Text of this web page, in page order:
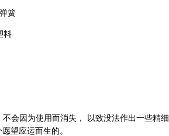
簧
料
会因为使用而消失， 以致没法作出一些精细
望应运而生的。